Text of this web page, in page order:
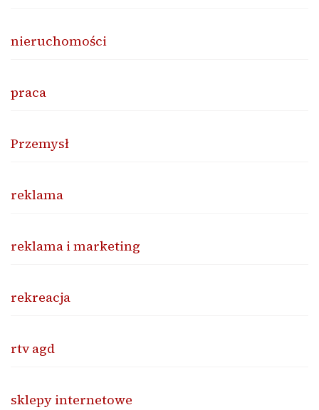
nieruchomości
praca
Przemysł
reklama
reklama i marketing
rekreacja
rtv agd
sklepy internetowe